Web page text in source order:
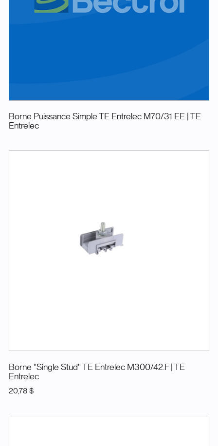
Borne Puissance Simple TE Entrelec M70/31 EE
| TE
Entrelec
Borne ''Single Stud'' TE Entrelec M300/42.F
| TE
Entrelec
20,78 $